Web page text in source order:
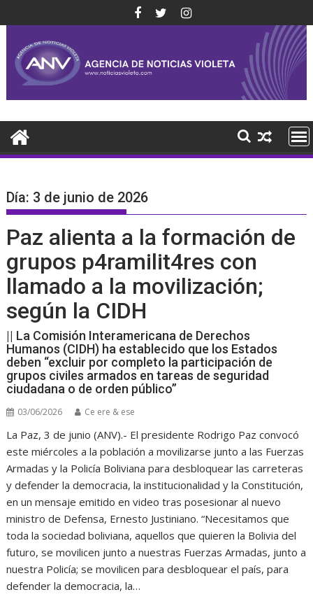
al
contenido
Día: 3 de junio de 2026
Paz alienta a la formación de
grupos p4ramilit4res con
llamado a la movilización;
según la CIDH
|| La Comisión Interamericana de Derechos
Humanos (CIDH) ha establecido que los Estados
deben “excluir por completo la participación de
grupos civiles armados en tareas de seguridad
ciudadana o de orden público”
03/06/2026 Ce ere & ese
La Paz, 3 de junio (ANV).- El presidente Rodrigo Paz convocó
este miércoles a la población a movilizarse junto a las Fuerzas
Armadas y la Policía Boliviana para desbloquear las carreteras
y defender la democracia, la institucionalidad y la Constitución,
en un mensaje emitido en video tras posesionar al nuevo
ministro de Defensa, Ernesto Justiniano. “Necesitamos que
toda la sociedad boliviana, aquellos que quieren la Bolivia del
futuro, se movilicen junto a nuestras Fuerzas Armadas, junto a
nuestra Policía; se movilicen para desbloquear el país, para
defender la democracia, la…